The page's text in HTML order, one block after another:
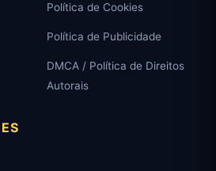
Política de Cookies
Política de Publicidade
DMCA / Política de Direitos
Autorais